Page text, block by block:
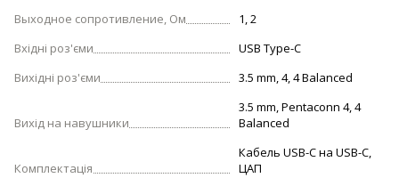
Выходное сопротивление, Ом
1, 2
Вхідні роз'єми
USB Type-C
Вихідні роз'єми
3.5 mm, 4, 4 Balanced
Вихід на навушники
3.5 mm, Pentaconn 4, 4
Balanced
Комплектація
Кабель USB-С на USB-C,
ЦАП